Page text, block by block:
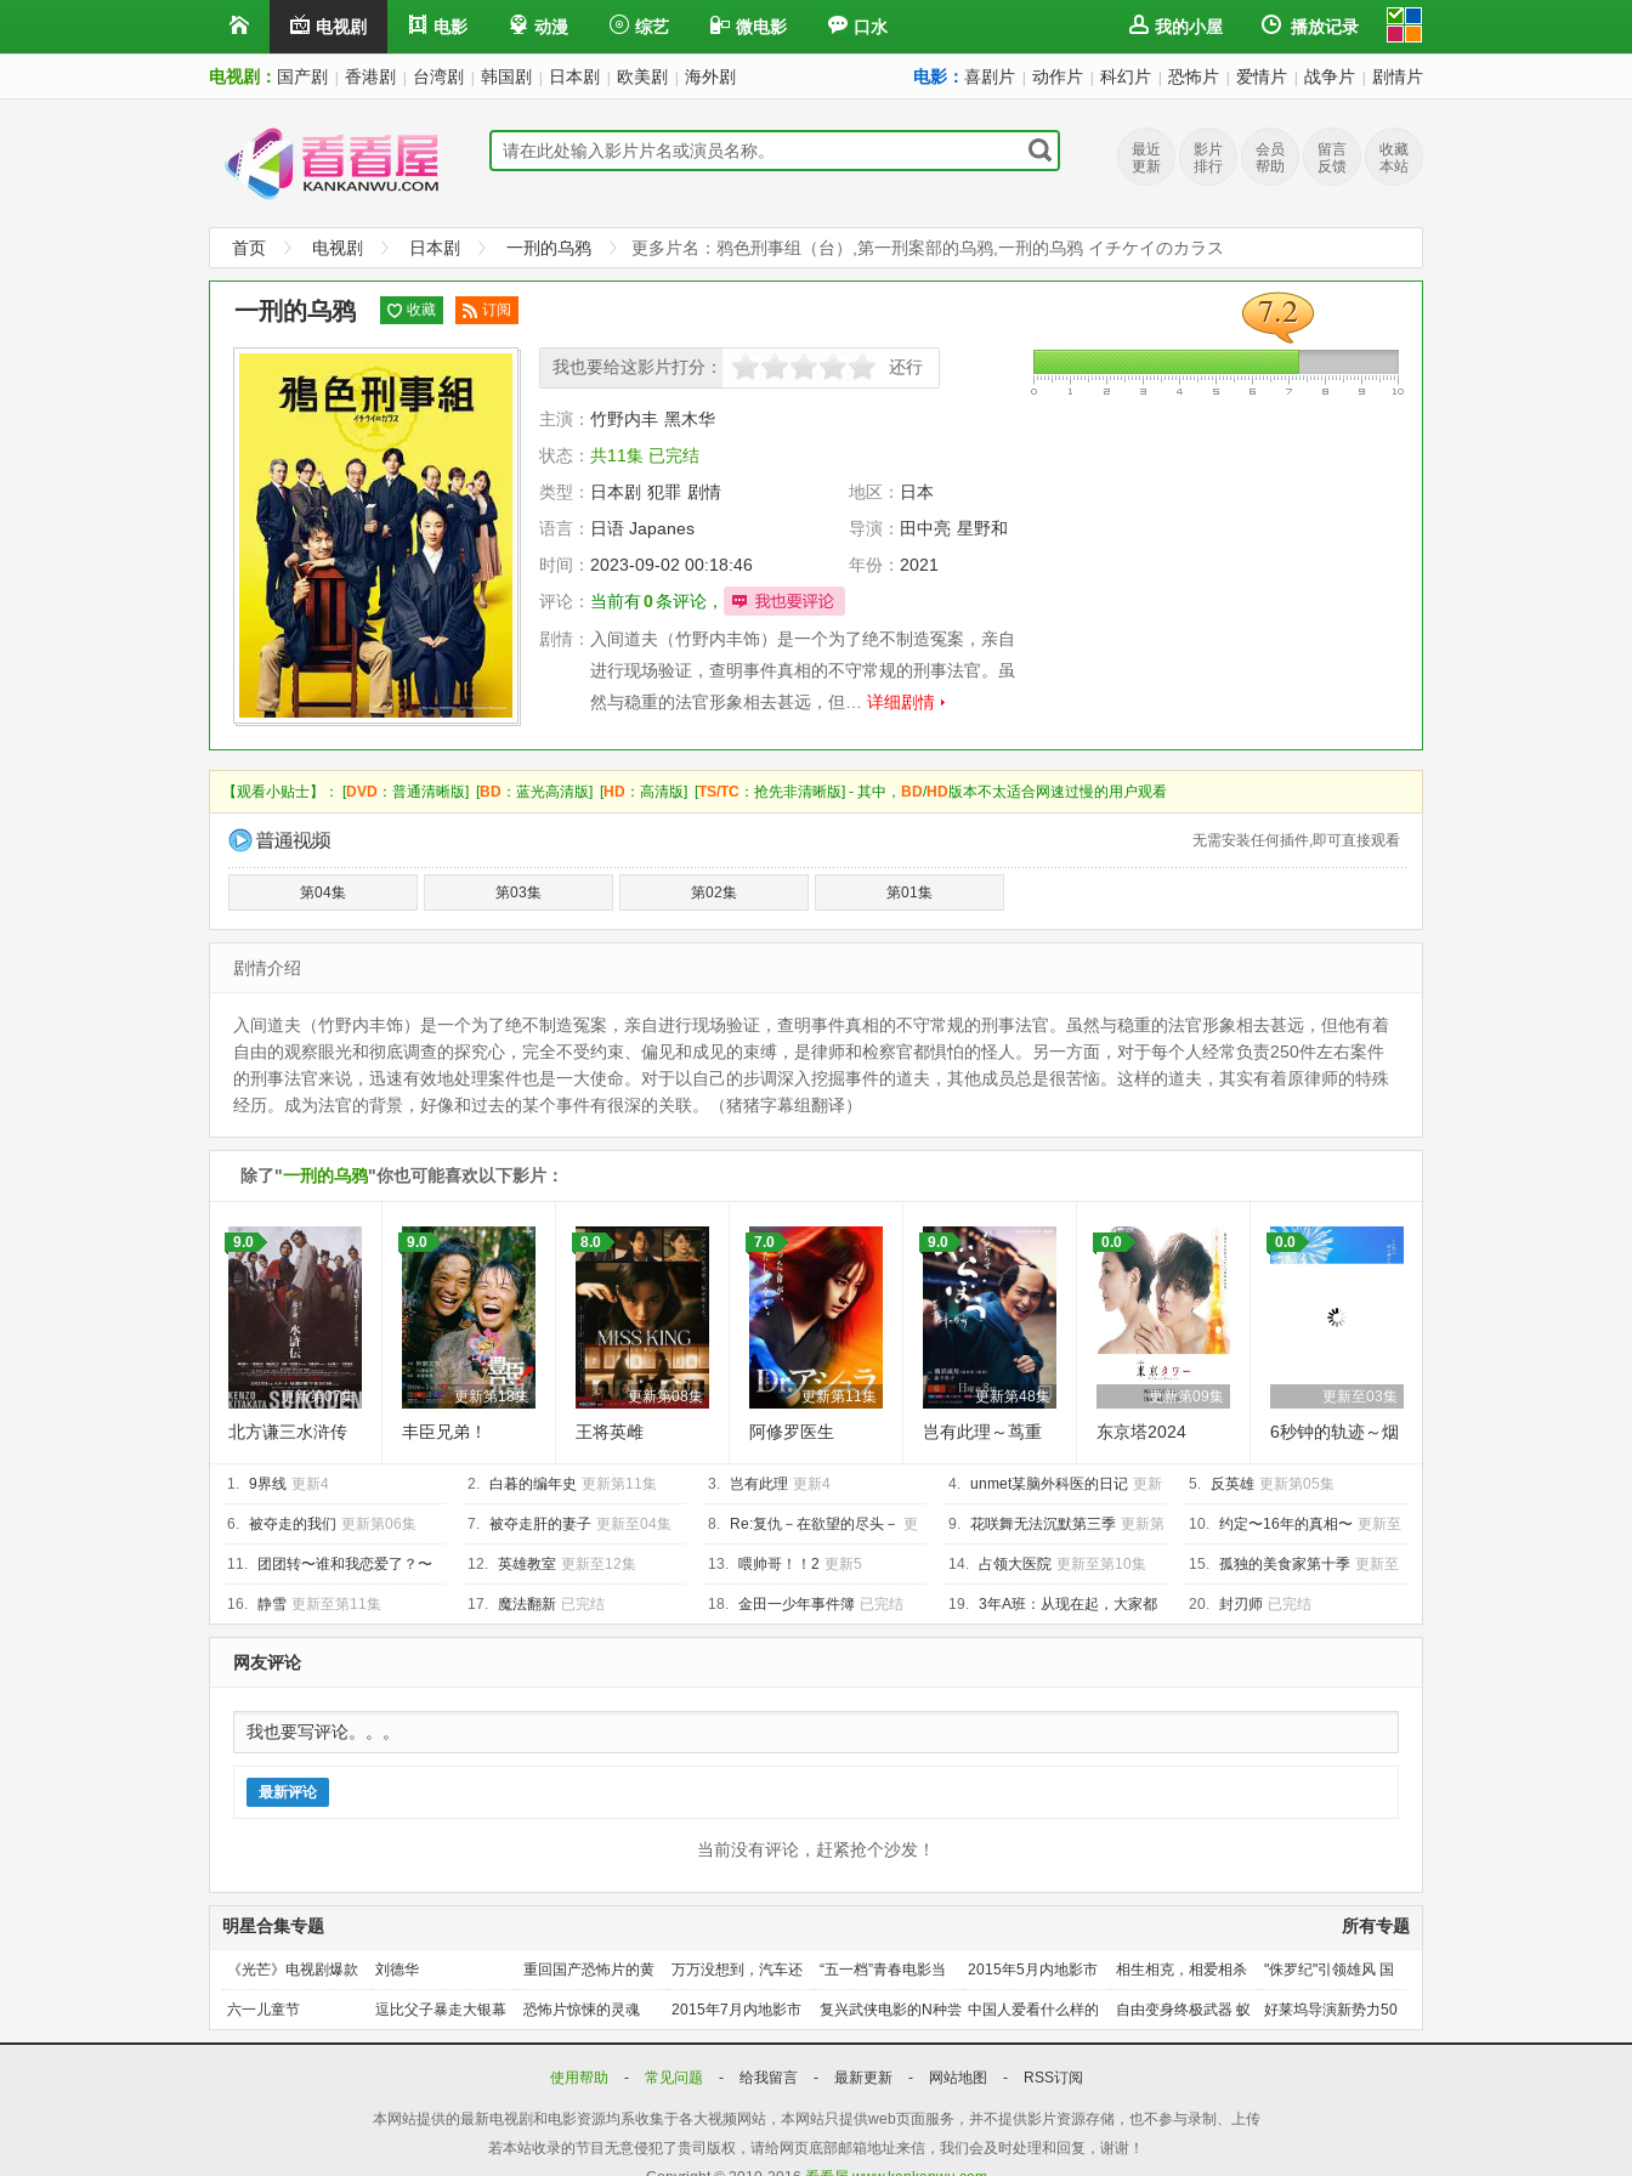
电视剧 电影 动漫 综艺 微电影 口水 我的小屋 播放记录
电视剧： 国产剧 香港剧 台湾剧 韩国剧 日本剧 欧美剧 海外剧 电影： 喜剧片 动作片 科幻片 恐怖片 爱情片 战争片 剧情片
最近
更新
影片
排行
会员
帮助
留言
反馈
收藏
本站
首页 电视剧 日本剧 一刑的乌鸦 更多片名：鸦色刑事组（台）,第一刑案部的乌鸦,一刑的乌鸦 イチケイのカラス
7.2
7.2
一刑的乌鸦 收藏
订阅
我也要给这影片打分：
很差较差 还行推荐 力荐 还行
主演： 竹野内丰 黑木华
状态： 共11集 已完结
类型： 日本剧 犯罪 剧情 地区： 日本
语言： 日语 Japanes 导演： 田中亮 星野和
成 森胁智延
时间： 2023-09-02 00:18:46 年份： 2021
评论： 当前有0条评论，
剧情： 入间道夫（竹野内丰饰）是一个为了绝不制造冤案，亲自
进行现场验证，查明事件真相的不守常规的刑事法官。虽
然与稳重的法官形象相去甚远，但… 详细剧情
【观看小贴士】： [DVD ：普通清晰版] [BD ：蓝光高清版] [HD ：高清版] [TS/TC ：抢先非清晰版] - 其中， BD/HD版本不太适合网速过慢的用户观看
无需安装任何插件,即可直接观看
第04集 第03集 第02集 第01集
剧情介绍
入间道夫（竹野内丰饰）是一个为了绝不制造冤案，亲自进行现场验证，查明事件真相的不守常规的刑事法官。虽然与稳重的法官形象相去甚远，但他有着
自由的观察眼光和彻底调查的探究心，完全不受约束、偏见和成见的束缚，是律师和检察官都惧怕的怪人。另一方面，对于每个人经常负责250件左右案件
的刑事法官来说，迅速有效地处理案件也是一大使命。对于以自己的步调深入挖掘事件的道夫，其他成员总是很苦恼。这样的道夫，其实有着原律师的特殊
经历。成为法官的背景，好像和过去的某个事件有很深的关联。（猪猪字幕组翻译）
除了"一刑的乌鸦"你也可能喜欢以下影片：
更新第07集
9.0
北方谦三水浒传
更新第18集
9.0
丰臣兄弟！
更新第08集
8.0
王将英雌
更新第11集
7.0
阿修罗医生
更新第48集
9.0
岂有此理～茑重
更新第09集
0.0
东京塔2024
更新至03集
0.0
6秒钟的轨迹～烟
的第二个忧郁
1. 9界线 更新4 2. 白暮的编年史 更新第11集 3. 岂有此理 更新4 4. unmet某脑外科医的日记 更新
4
5. 反英雄 更新第05集
6. 被夺走的我们 更新第06集 7. 被夺走肝的妻子 更新至04集 8. Re:复仇－在欲望的尽头－ 更
新第10集
9. 花咲舞无法沉默第三季 更新第
09集
10. 约定〜16年的真相〜 更新至
04集
11. 团团转〜谁和我恋爱了？〜
更新至04集
12. 英雄教室 更新至12集 13. 喂帅哥！！2 更新5 14. 占领大医院 更新至第10集 15. 孤独的美食家第十季 更新至
第12集
16. 静雪 更新至第11集 17. 魔法翻新 已完结 18. 金田一少年事件簿 已完结 19. 3年A班：从现在起，大家都
是人质 更新第10集
20. 封刃师 已完结
网友评论
最新评论
当前没有评论，赶紧抢个沙发！
所有专题
明星合集专题
《光芒》电视剧爆款
预定！
刘德华 重回国产恐怖片的黄
金时代
万万没想到，汽车还
能干这个？
“五一档”青春电影当
道
2015年5月内地影市
前瞻
相生相克，相爱相杀 "侏罗纪"引领雄风 国
产片下旬逆袭
六一儿童节 逗比父子暴走大银幕 恐怖片惊悚的灵魂 2015年7月内地影市
前瞻
复兴武侠电影的N种尝
试
中国人爱看什么样的
喜剧？
自由变身终极武器 蚁
人能力使用者大盘点
好莱坞导演新势力50
人上篇
使用帮助
- 常见问题 - 给我留言 - 最新更新 - 网站地图 - RSS订阅
本网站提供的最新电视剧和电影资源均系收集于各大视频网站，本网站只提供web页面服务，并不提供影片资源存储，也不参与录制、上传
若本站收录的节目无意侵犯了贵司版权，请给网页底部邮箱地址来信，我们会及时处理和回复，谢谢！